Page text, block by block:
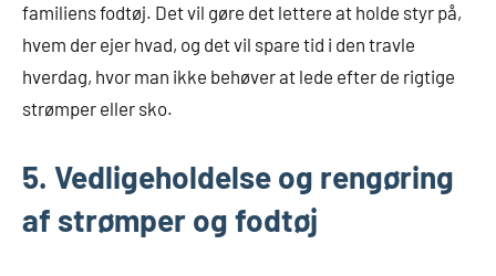
familiens fodtøj. Det vil gøre det lettere at holde styr på,
hvem der ejer hvad, og det vil spare tid i den travle
hverdag, hvor man ikke behøver at lede efter de rigtige
strømper eller sko.
5. Vedligeholdelse og rengøring
af strømper og fodtøj